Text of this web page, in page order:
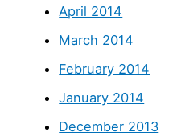
April 2014
March 2014
February 2014
January 2014
December 2013